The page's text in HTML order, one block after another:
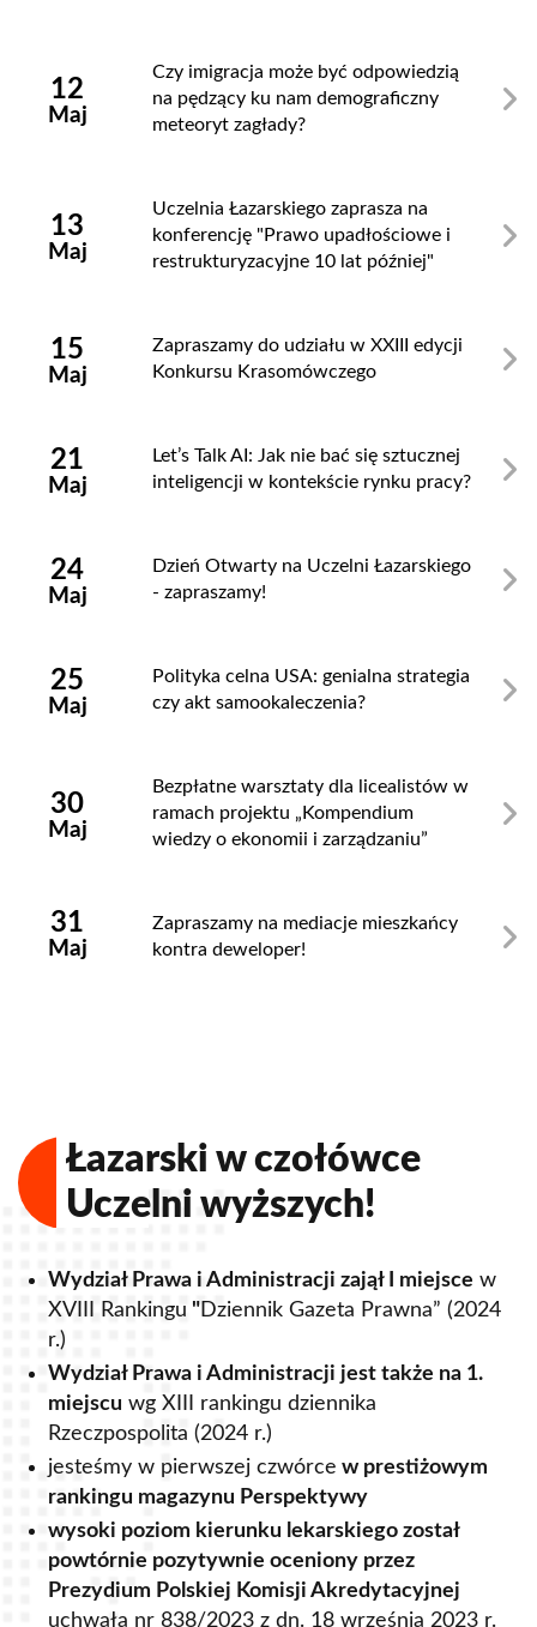
12
Maj
Czy imigracja może być odpowiedzią
na pędzący ku nam demograficzny
meteoryt zagłady?
13
Maj
Uczelnia Łazarskiego zaprasza na
konferencję "Prawo upadłościowe i
restrukturyzacyjne 10 lat później"
15
Maj
Zapraszamy do udziału w XXIII edycji
Konkursu Krasomówczego
21
Maj
Let’s Talk AI: Jak nie bać się sztucznej
inteligencji w kontekście rynku pracy?
24
Maj
Dzień Otwarty na Uczelni Łazarskiego
- zapraszamy!
25
Maj
Polityka celna USA: genialna strategia
czy akt samookaleczenia?
30
Maj
Bezpłatne warsztaty dla licealistów w
ramach projektu „Kompendium
wiedzy o ekonomii i zarządzaniu”
31
Maj
Zapraszamy na mediacje mieszkańcy
kontra deweloper!
Łazarski w czołówce
Uczelni wyższych!
Wydział Prawa i Administracji zajął I miejsce w
XVIII Rankingu "Dziennik Gazeta Prawna” (2024
r.)
Wydział Prawa i Administracji jest także na 1.
miejscu wg XIII rankingu dziennika
Rzeczpospolita (2024 r.)
jesteśmy w pierwszej czwórce w prestiżowym
rankingu magazynu Perspektywy
wysoki poziom kierunku lekarskiego został
powtórnie pozytywnie oceniony przez
Prezydium Polskiej Komisji Akredytacyjnej
uchwałą nr 838/2023 z dn. 18 września 2023 r.